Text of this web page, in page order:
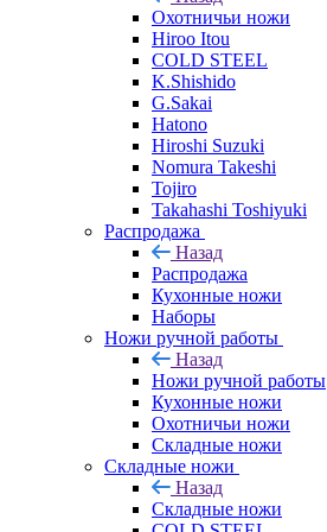
Охотничьи ножи
Hiroo Itou
COLD STEEL
K.Shishido
G.Sakai
Hatono
Hiroshi Suzuki
Nomura Takeshi
Tojiro
Takahashi Toshiyuki
Распродажа
Назад
Распродажа
Кухонные ножи
Наборы
Ножи ручной работы
Назад
Ножи ручной работы
Кухонные ножи
Охотничьи ножи
Складные ножи
Складные ножи
Назад
Складные ножи